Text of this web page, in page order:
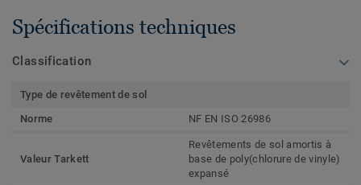
Spécifications techniques
Classification
Type de revêtement de sol
Norme
NF EN ISO 26986
Valeur Tarkett
Revêtements de sol amortis à
base de poly(chlorure de vinyle)
expansé